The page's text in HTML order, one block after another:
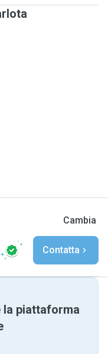
Cambia
Contatta
la piattaforma